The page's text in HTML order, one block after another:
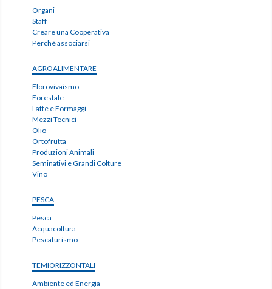
Organi
Staff
Creare una Cooperativa
Perché associarsi
AGROALIMENTARE
Florovivaismo
Forestale
Latte e Formaggi
Mezzi Tecnici
Olio
Ortofrutta
Produzioni Animali
Seminativi e Grandi Colture
Vino
PESCA
Pesca
Acquacoltura
Pescaturismo
TEMIORIZZONTALI
Ambiente ed Energia